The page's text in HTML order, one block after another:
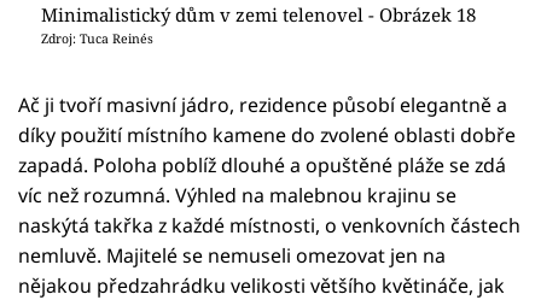
Minimalistický dům v zemi telenovel - Obrázek 18
Zdroj: Tuca Reinés
Ač ji tvoří masivní jádro, rezidence působí elegantně a
díky použití místního kamene do zvolené oblasti dobře
zapadá. Poloha poblíž dlouhé a opuštěné pláže se zdá
víc než rozumná. Výhled na malebnou krajinu se
naskýtá takřka z každé místnosti, o venkovních částech
nemluvě. Majitelé se nemuseli omezovat jen na
nějakou předzahrádku velikosti většího květináče, jak